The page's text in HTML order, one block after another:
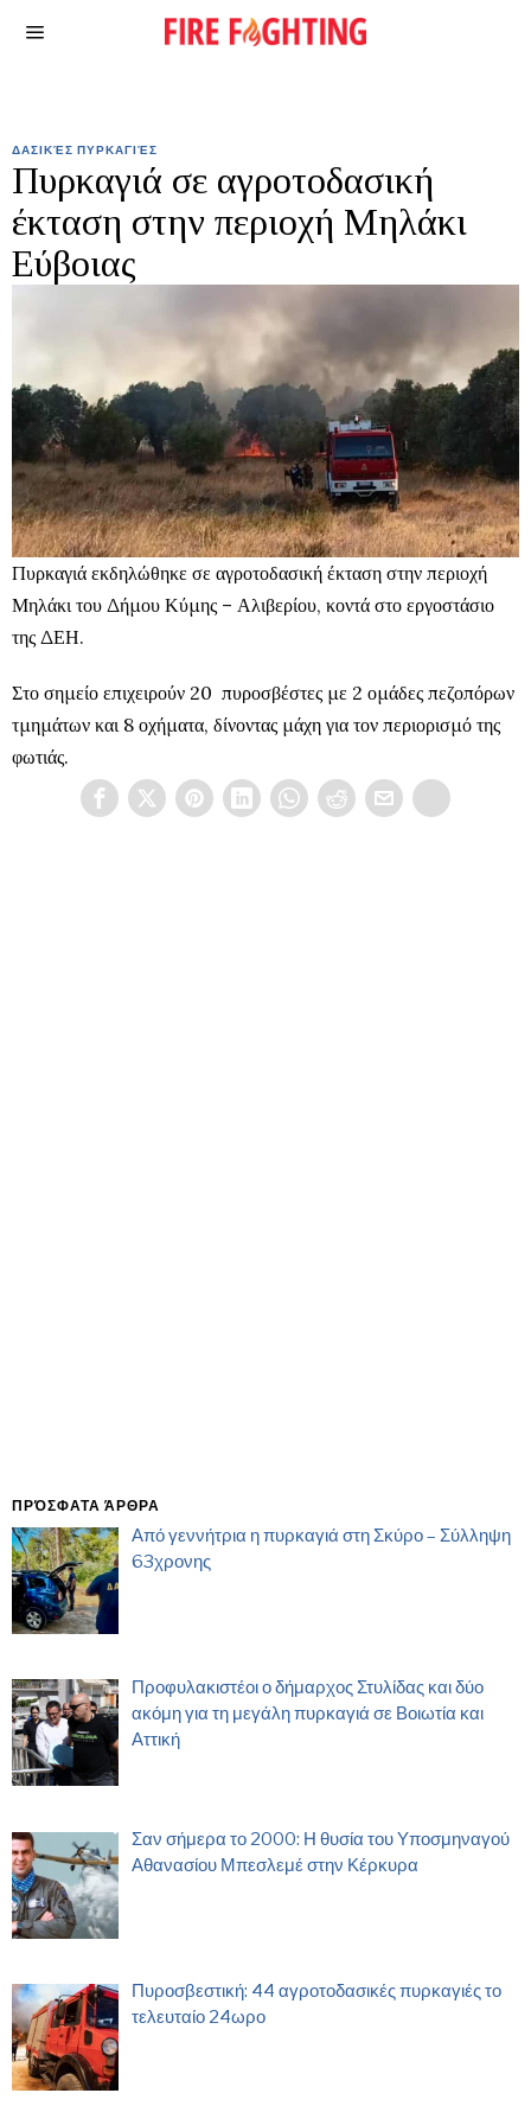
ΔΑΣΙΚΈΣ ΠΥΡΚΑΓΙΈΣ
Πυρκαγιά σε αγροτοδασική
έκταση στην περιοχή Μηλάκι
Εύβοιας
Πυρκαγιά εκδηλώθηκε σε αγροτοδασική έκταση στην περιοχή
Μηλάκι του Δήμου Κύμης – Αλιβερίου, κοντά στο εργοστάσιο
της ΔΕΗ.
Στο σημείο επιχειρούν 20 πυροσβέστες με 2 ομάδες πεζοπόρων
τμημάτων και 8 οχήματα, δίνοντας μάχη για τον περιορισμό της
φωτιάς.
ΠΡΌΣΦΑΤΑ ΆΡΘΡΑ
Από γεννήτρια η πυρκαγιά στη Σκύρο – Σύλληψη
63χρονης
Προφυλακιστέοι ο δήμαρχος Στυλίδας και δύο
ακόμη για τη μεγάλη πυρκαγιά σε Βοιωτία και
Αττική
Σαν σήμερα το 2000: Η θυσία του Υποσμηναγού
Αθανασίου Μπεσλεμέ στην Κέρκυρα
Πυροσβεστική: 44 αγροτοδασικές πυρκαγιές το
τελευταίο 24ωρο